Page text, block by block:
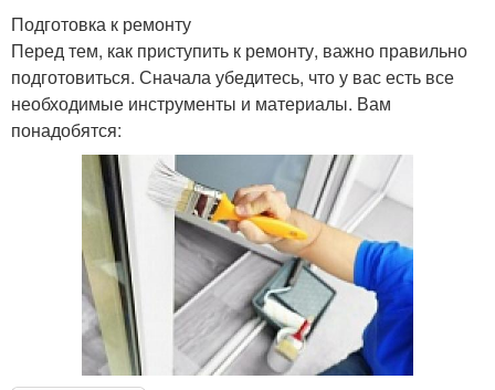
Подготовка к ремонту
Перед тем, как приступить к ремонту, важно правильно
подготовиться. Сначала убедитесь, что у вас есть все
необходимые инструменты и материалы. Вам
понадобятся: